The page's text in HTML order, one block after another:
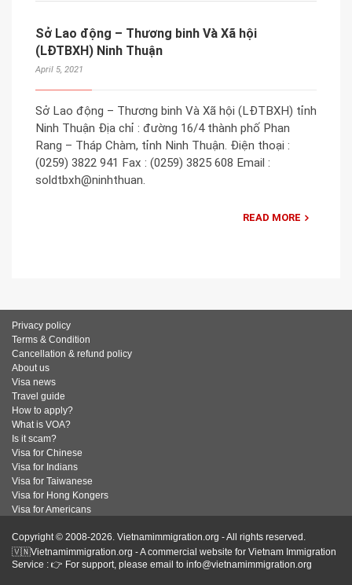
Sở Lao động – Thương binh Và Xã hội
(LĐTBXH) Ninh Thuận
April 5, 2021
Sở Lao động – Thương binh Và Xã hội (LĐTBXH) tỉnh
Ninh Thuận Địa chỉ : đường 16/4 thành phố Phan
Rang – Tháp Chàm, tỉnh Ninh Thuận. Điện thoại :
(0259) 3822 941 Fax : (0259) 3825 608 Email :
soldtbxh@ninhthuan.
READ MORE
Privacy policy
Terms & Condition
Cancellation & refund policy
About us
Visa news
Travel guide
How to apply?
What is VOA?
Is it scam?
Visa for Chinese
Visa for Indians
Visa for Taiwanese
Visa for Hong Kongers
Visa for Americans
Copyright © 2008-2026. Vietnamimmigration.org - All rights reserved.
🇻🇳Vietnamimmigration.org - A commercial website for Vietnam Immigration
Service : 👉 For support, please email to info@vietnamimmigration.org